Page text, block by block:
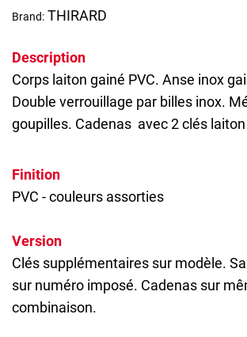
Brand: THIRARD
Description
Corps laiton gainé PVC. Anse inox
Double verrouillage par billes inox.
goupilles. Cadenas avec 2 clés
Finition
PVC - couleurs assorties
Version
Clés supplémentaires sur modèle.
sur numéro imposé. Cadenas sur
combinaison.